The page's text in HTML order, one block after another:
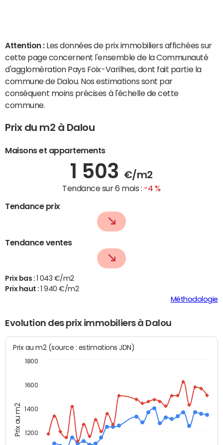
Attention : Les données de prix immobiliers affichées sur
cette page concernent l'ensemble de la Communauté
d'agglomération Pays Foix-Varilhes, dont fait partie la
commune de Dalou. Nos estimations sont par
conséquent moins précises à l'échelle de cette
commune.
Prix du m2 à Dalou
Maisons et appartements
1 503 €/m2
Tendance sur 6 mois : -4 %
Tendance prix
Tendance ventes
Prix bas :
1 043 €/m2
Prix haut :
1 940 €/m2
Méthodologie
Evolution des prix immobiliers à Dalou
Prix au m2
Prix au m2 (source : estimations JDN)
1200
1400
1600
1800